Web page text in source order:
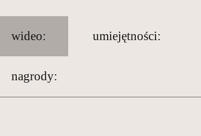
wideo: umiejętności:
nagrody: